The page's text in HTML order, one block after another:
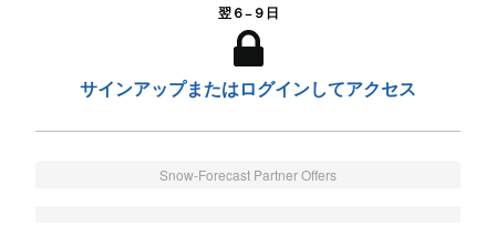
翌６−９日
サインアップまたはログインしてアクセス
Snow-Forecast Partner Offers